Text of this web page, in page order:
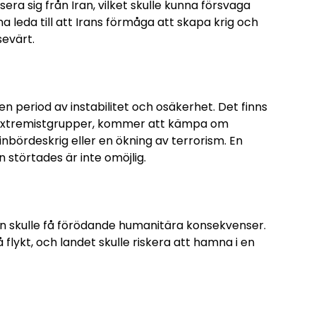
sig från Iran, vilket skulle kunna försvaga
leda till att Irans förmåga att skapa krig och
period av instabilitet och osäkerhet. Det finns
kommer att kämpa om
eller en ökning av terrorism. En
störtades är inte omöjlig.
få förödande humanitära konsekvenser.
flykt, och landet skulle riskera att hamna i en